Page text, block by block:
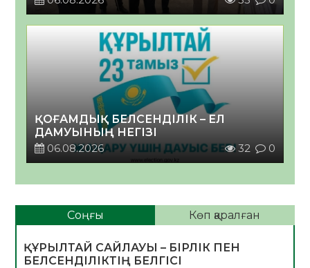
ҚОҒАМДЫҚ БЕЛСЕНДІЛІК – ЕЛ
ДАМУЫНЫҢ НЕГІЗІ
06.08.2026
32 0
Соңғы Көп қаралған
ҚҰРЫЛТАЙ САЙЛАУЫ – БІРЛІК ПЕН
БЕЛСЕНДІЛІКТІҢ БЕЛГІСІ